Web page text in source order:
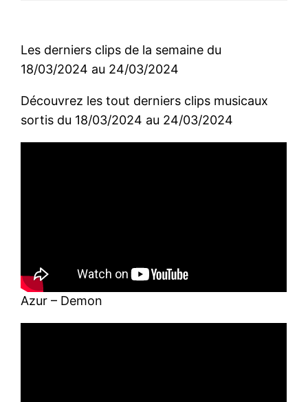
Les derniers clips de la semaine du
18/03/2024 au 24/03/2024
Découvrez les tout derniers clips musicaux
sortis du 18/03/2024 au 24/03/2024
Azur – Demon